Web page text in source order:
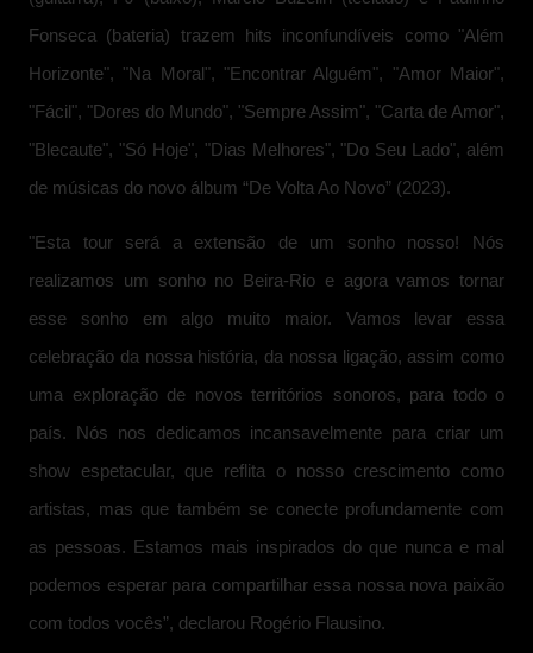
Fonseca (bateria) trazem hits inconfundíveis como "Além
Horizonte", "Na Moral", "Encontrar Alguém", "Amor Maior",
"Fácil", "Dores do Mundo", "Sempre Assim", "Carta de Amor",
"Blecaute", "Só Hoje", "Dias Melhores", "Do Seu Lado", além
de músicas do novo álbum “De Volta Ao Novo” (2023).
"Esta tour será a extensão de um sonho nosso! Nós
realizamos um sonho no Beira-Rio e agora vamos tornar
esse sonho em algo muito maior. Vamos levar essa
celebração da nossa história, da nossa ligação, assim como
uma exploração de novos territórios sonoros, para todo o
país. Nós nos dedicamos incansavelmente para criar um
show espetacular, que reflita o nosso crescimento como
artistas, mas que também se conecte profundamente com
as pessoas. Estamos mais inspirados do que nunca e mal
podemos esperar para compartilhar essa nossa nova paixão
com todos vocês”, declarou Rogério Flausino.